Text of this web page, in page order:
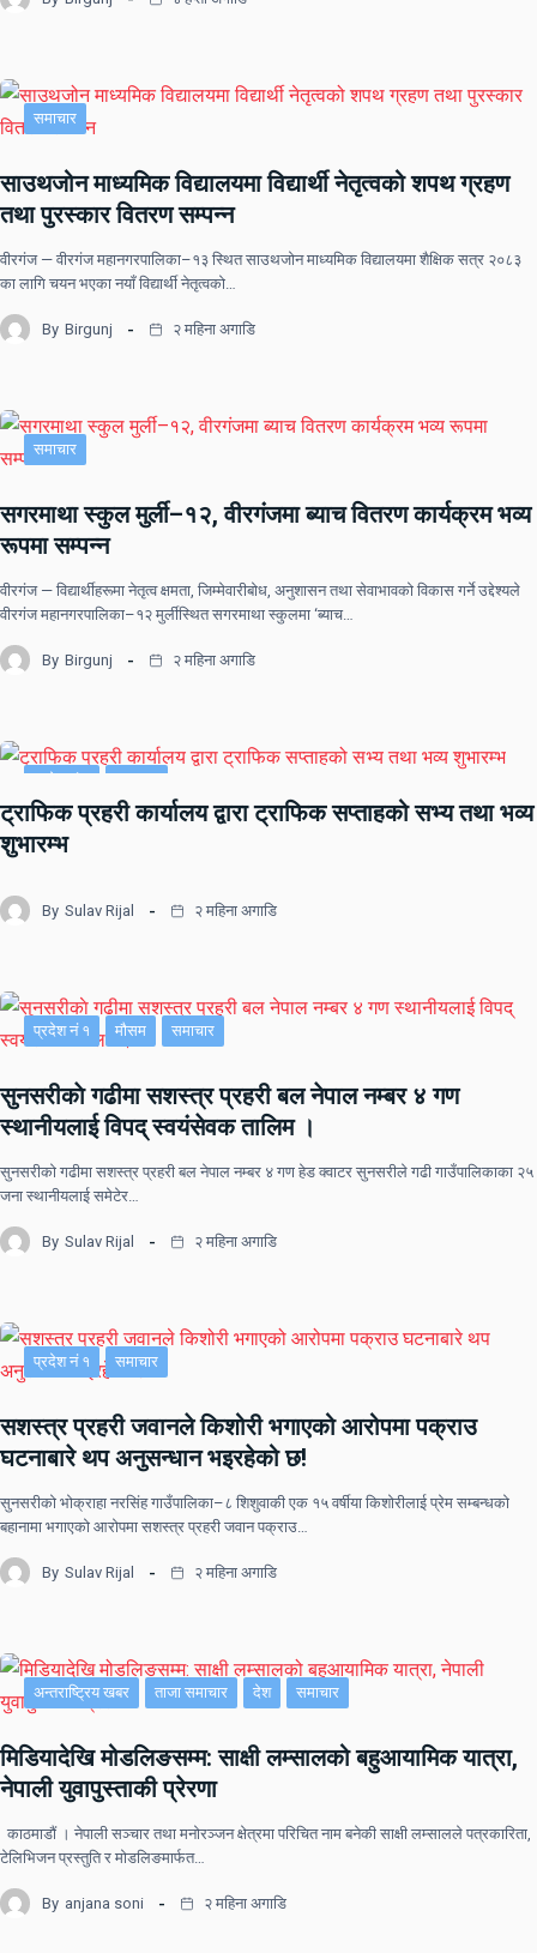
समाचार
साउथजोन माध्यमिक विद्यालयमा विद्यार्थी नेतृत्वको शपथ ग्रहण
तथा पुरस्कार वितरण सम्पन्न
वीरगंज — वीरगंज महानगरपालिका–१३ स्थित साउथजोन माध्यमिक विद्यालयमा शैक्षिक सत्र २०८३
का लागि चयन भएका नयाँ विद्यार्थी नेतृत्वको…
By Birgunj २ महिना अगाडि
समाचार
सगरमाथा स्कुल मुर्ली–१२, वीरगंजमा ब्याच वितरण कार्यक्रम भव्य
रूपमा सम्पन्न
वीरगंज — विद्यार्थीहरूमा नेतृत्व क्षमता, जिम्मेवारीबोध, अनुशासन तथा सेवाभावको विकास गर्ने उद्देश्यले
वीरगंज महानगरपालिका–१२ मुर्लीस्थित सगरमाथा स्कुलमा ‘ब्याच…
By Birgunj २ महिना अगाडि
ट्राफिक प्रहरी कार्यालय द्वारा ट्राफिक सप्ताहको सभ्य तथा भव्य
शुभारम्भ
By Sulav Rijal २ महिना अगाडि
प्रदेश नं १ मौसम समाचार
सुनसरीकाे गढीमा सशस्त्र प्रहरी बल नेपाल नम्बर ४ गण
स्थानीयलाई विपद् स्वयंसेवक तालिम ।
सुनसरीकाे गढीमा सशस्त्र प्रहरी बल नेपाल नम्बर ४ गण हेड क्वाटर सुनसरीले गढी गाउँपालिकाका २५
जना स्थानीयलाई समेटेर…
By Sulav Rijal २ महिना अगाडि
प्रदेश नं १ समाचार
सशस्त्र प्रहरी जवानले किशोरी भगाएको आरोपमा पक्राउ
घटनाबारे थप अनुसन्धान भइरहेको छ!
सुनसरीको भोक्राहा नरसिंह गाउँपालिका–८ शिशुवाकी एक १५ वर्षीया किशोरीलाई प्रेम सम्बन्धको
बहानामा भगाएको आरोपमा सशस्त्र प्रहरी जवान पक्राउ…
By Sulav Rijal २ महिना अगाडि
अन्तराष्ट्रिय खबर ताजा समाचार देश समाचार
मिडियादेखि मोडलिङसम्म: साक्षी लम्सालको बहुआयामिक यात्रा,
नेपाली युवापुस्ताकी प्रेरणा
काठमाडौं । नेपाली सञ्चार तथा मनोरञ्जन क्षेत्रमा परिचित नाम बनेकी साक्षी लम्सालले पत्रकारिता,
टेलिभिजन प्रस्तुति र मोडलिङमार्फत…
By anjana soni २ महिना अगाडि